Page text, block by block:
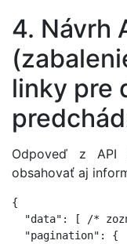
4. Návrh
linky pre
Odpoveď z API
obsahovať aj
{
"data": [ /*
  "pagination": {